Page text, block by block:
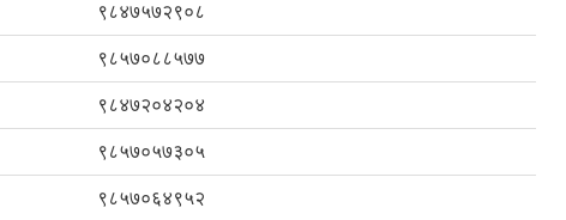
९८४७५७२९०८
९८५७०८८५७७
९८४७२०४२०४
९८५७०५७३०५
९८५७०६४९५२